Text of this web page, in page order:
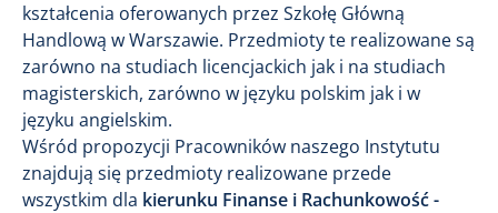
kształcenia oferowanych przez Szkołę Główną
Handlową w Warszawie. Przedmioty te realizowane są
zarówno na studiach licencjackich​ jak i na studiach
magisterskich​, zarówno w języku polskim jak i w
języku angielskim.
Wśród propozycji Pracowników naszego Instytutu
znajdują się przedmioty realizowane przede
wszystkim dla kierunku Finanse i Rachunkowość -